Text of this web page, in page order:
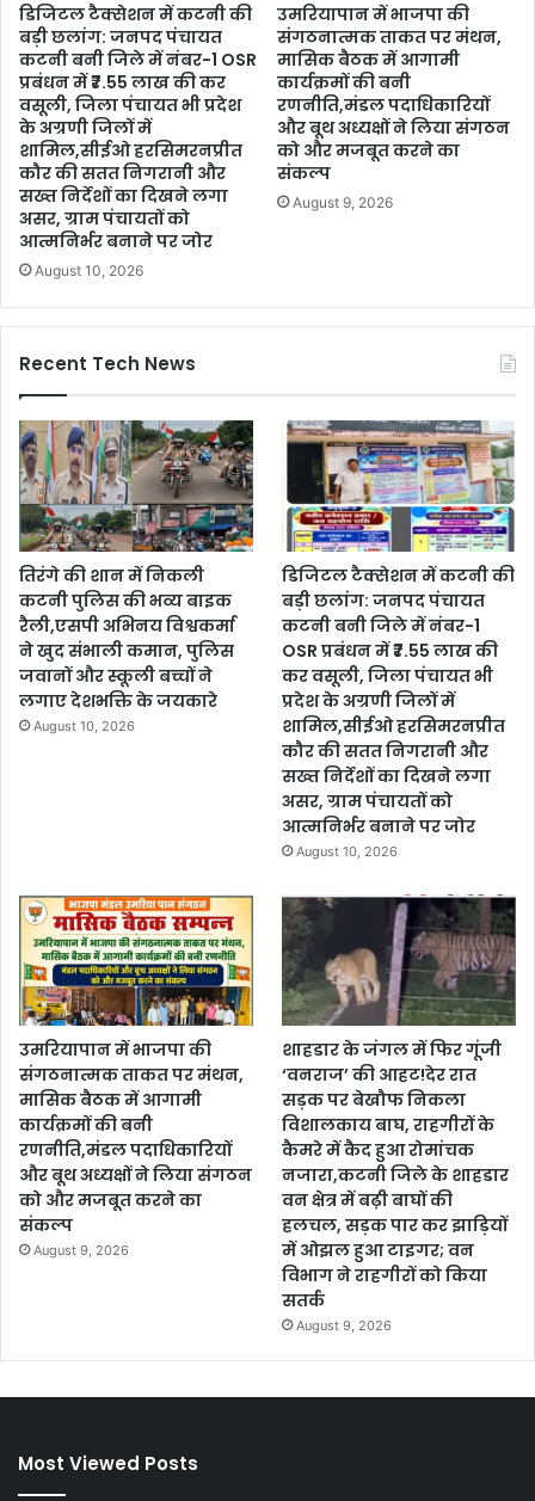
डिजिटल टैक्सेशन में कटनी की
बड़ी छलांग: जनपद पंचायत
कटनी बनी जिले में नंबर-1 OSR
प्रबंधन में ₹7.55 लाख की कर
वसूली, जिला पंचायत भी प्रदेश
के अग्रणी जिलों में
शामिल,सीईओ हरसिमरनप्रीत
कौर की सतत निगरानी और
सख्त निर्देशों का दिखने लगा
असर, ग्राम पंचायतों को
आत्मनिर्भर बनाने पर जोर
August 10, 2026
उमरियापान में भाजपा की
संगठनात्मक ताकत पर मंथन,
मासिक बैठक में आगामी
कार्यक्रमों की बनी
रणनीति,मंडल पदाधिकारियों
और बूथ अध्यक्षों ने लिया संगठन
को और मजबूत करने का
संकल्प
August 9, 2026
Recent Tech News
तिरंगे की शान में निकली
कटनी पुलिस की भव्य बाइक
रैली,एसपी अभिनय विश्वकर्मा
ने खुद संभाली कमान, पुलिस
जवानों और स्कूली बच्चों ने
लगाए देशभक्ति के जयकारे
August 10, 2026
डिजिटल टैक्सेशन में कटनी की
बड़ी छलांग: जनपद पंचायत
कटनी बनी जिले में नंबर-1
OSR प्रबंधन में ₹7.55 लाख की
कर वसूली, जिला पंचायत भी
प्रदेश के अग्रणी जिलों में
शामिल,सीईओ हरसिमरनप्रीत
कौर की सतत निगरानी और
सख्त निर्देशों का दिखने लगा
असर, ग्राम पंचायतों को
आत्मनिर्भर बनाने पर जोर
August 10, 2026
उमरियापान में भाजपा की
संगठनात्मक ताकत पर मंथन,
मासिक बैठक में आगामी
कार्यक्रमों की बनी
रणनीति,मंडल पदाधिकारियों
और बूथ अध्यक्षों ने लिया संगठन
को और मजबूत करने का
संकल्प
August 9, 2026
शाहडार के जंगल में फिर गूंजी
‘वनराज’ की आहट!देर रात
सड़क पर बेखौफ निकला
विशालकाय बाघ, राहगीरों के
कैमरे में कैद हुआ रोमांचक
नजारा,कटनी जिले के शाहडार
वन क्षेत्र में बढ़ी बाघों की
हलचल, सड़क पार कर झाड़ियों
में ओझल हुआ टाइगर; वन
विभाग ने राहगीरों को किया
सतर्क
August 9, 2026
Most Viewed Posts